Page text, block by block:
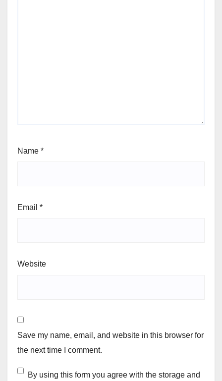
Name *
Email *
Website
Save my name, email, and website in this browser for
the next time I comment.
By using this form you agree with the storage and